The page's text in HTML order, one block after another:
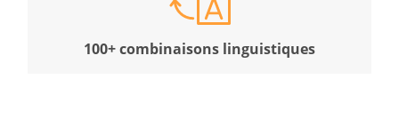
100+ combinaisons linguistiques